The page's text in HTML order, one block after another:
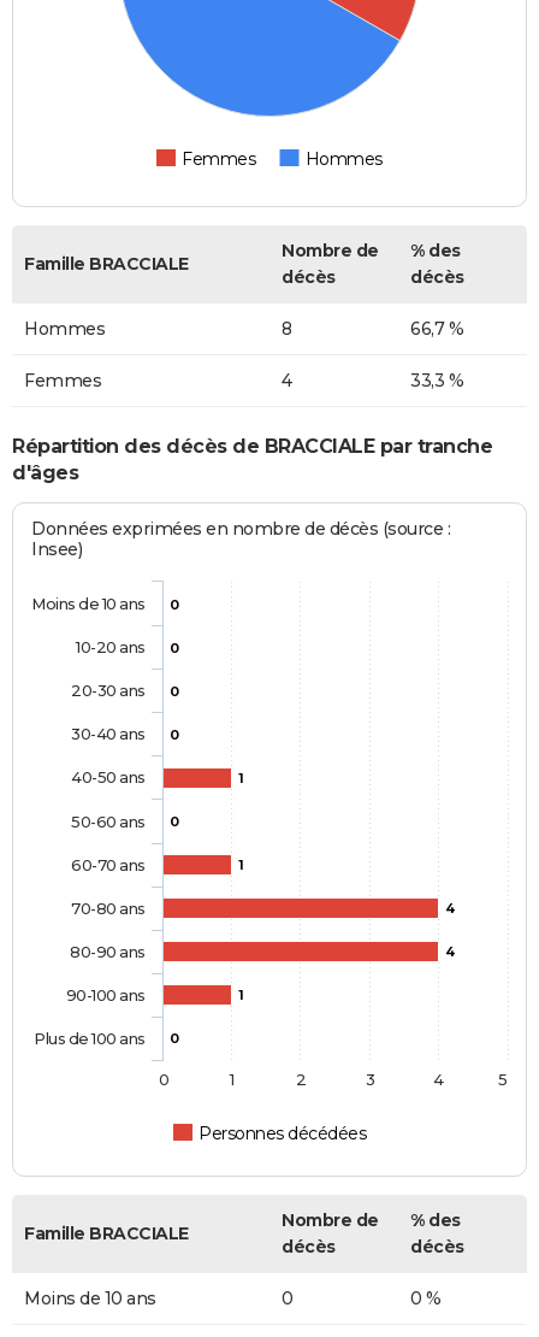
Femmes Hommes
Famille BRACCIALE
Nombre de
décès
% des
décès
Hommes 8 66,7 %
Femmes 4 33,3 %
Répartition des décès de BRACCIALE par tranche
d'âges
Données exprimées en nombre de décès (source :
Insee)
0
0
0
0
1
0
1
4
4
1
0
Personnes décédées
Moins de 10 ans
10-20 ans
20-30 ans
30-40 ans
40-50 ans
50-60 ans
60-70 ans
70-80 ans
80-90 ans
90-100 ans
Plus de 100 ans
0 1 2 3 4 5
Famille BRACCIALE
Nombre de
décès
% des
décès
Moins de 10 ans 0 0 %